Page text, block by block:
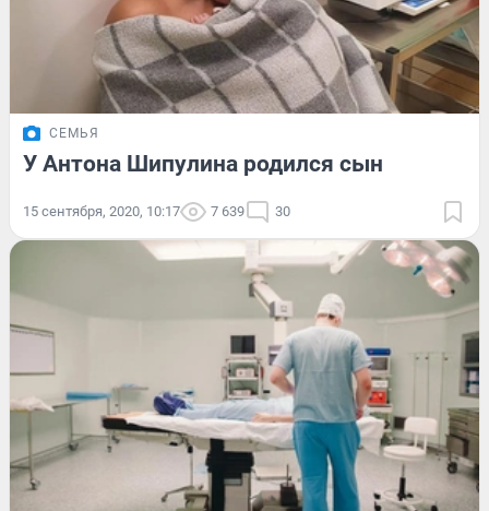
СЕМЬЯ
У Антона Шипулина родился сын
15 сентября, 2020, 10:17 7 639 30